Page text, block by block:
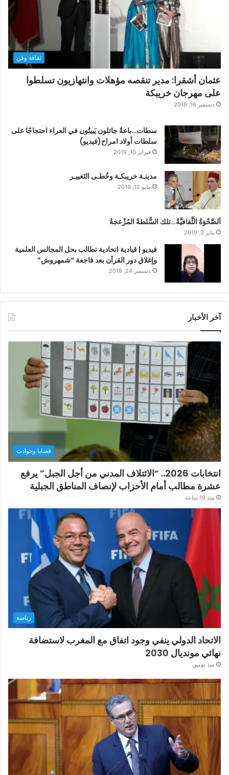
ثقافة وفن
عثمان أشقرا: مدير تنقصه مؤهلات وانتهازيون تسلطوا
على مهرجان خريبكة
ديسمبر 16, 2018
سطات…باعةٌ جائلون يَبيتُون في العراء احتجاجًا على
سلطات أولاد امراح(فيديو)
فبراير 10, 2019
مدينـة خريبكـة وخُطـى التَغييـر
مايو 12, 2019
اَلصَّحْوَةُ الثَّقافيَّةُ…تلك السُّلطةُ المُزْعجةُ
يناير 3, 2019
فيديو | قيادية اتحادية تطالب بحل المجالس العلمية
وإغلاق دور القرآن بعد فاجعة “شمهروش”
ديسمبر 24, 2018
آخر الأخبار
قضايا وحوادث
انتخابات 2026.. “الائتلاف المدني من أجل الجبل” يرفع
عشرة مطالب أمام الأحزاب لإنصاف المناطق الجبلية
منذ 19 ساعة
رياضة
الاتحاد الدولي ينفي وجود اتفاق مع المغرب لاستضافة
نهائي مونديال 2030
منذ يومين